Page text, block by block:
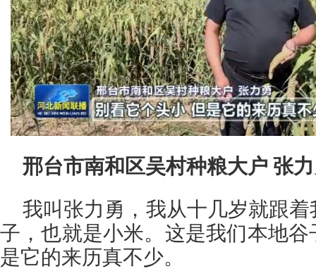
邢台市南和区吴村种粮大户 张
我叫张力勇，我从十几岁就跟
子，也就是小米。这是我们本地
是它的来历真不少。